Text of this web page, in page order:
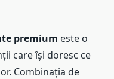
premium este o
care își doresc ce
Combinația de